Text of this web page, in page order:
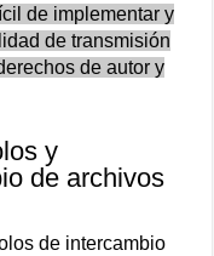
de implementar y
de transmisión
de autor y
y
de archivos
de intercambio